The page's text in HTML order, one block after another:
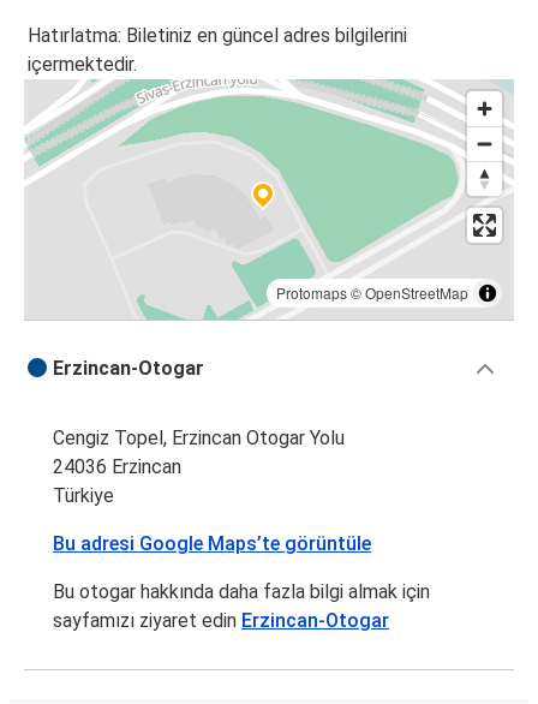
Hatırlatma: Biletiniz en güncel adres bilgilerini
içermektedir.
Protomaps©OpenStreetMap
Erzincan-Otogar
Cengiz Topel, Erzincan Otogar Yolu
24036 Erzincan
Türkiye
Bu adresi Google Maps’te görüntüle
Bu otogar hakkında daha fazla bilgi almak için
sayfamızı ziyaret edin Erzincan-Otogar